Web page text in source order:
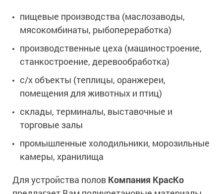
пищевые производства (маслозаводы,
мясокомбинаты, рыбопереработка)
производственные цеха (машиностроение,
станкостроение, деревообработка)
с/х объекты (теплицы, оранжереи,
помещения для животных и птиц)
склады, терминалы, выставочные и
торговые залы
промышленные холодильники, морозильные
камеры, хранилища
Для устройства полов Компания КрасКо